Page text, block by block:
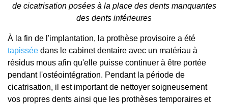
de cicatrisation posées à la place des dents manquantes
des dents inférieures
À la fin de l'implantation, la prothèse provisoire a été
tapissée dans le cabinet dentaire avec un matériau à
résidus mous afin qu'elle puisse continuer à être portée
pendant l'ostéointégration. Pendant la période de
cicatrisation, il est important de nettoyer soigneusement
vos propres dents ainsi que les prothèses temporaires et